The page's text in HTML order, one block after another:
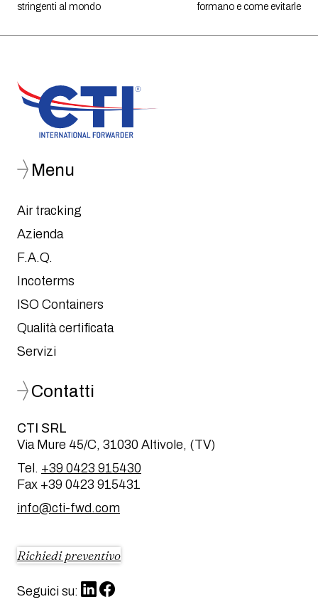
articoli
stringenti al mondo
formano e come evitarle
Menu
Air tracking
Azienda
F.A.Q.
Incoterms
ISO Containers
Qualità certificata
Servizi
Contatti
CTI SRL
Via Mure 45/C, 31030 Altivole, (TV)
Tel. +39 0423 915430
Fax +39 0423 915431
info@cti-fwd.com
Richiedi preventivo
Seguici su: